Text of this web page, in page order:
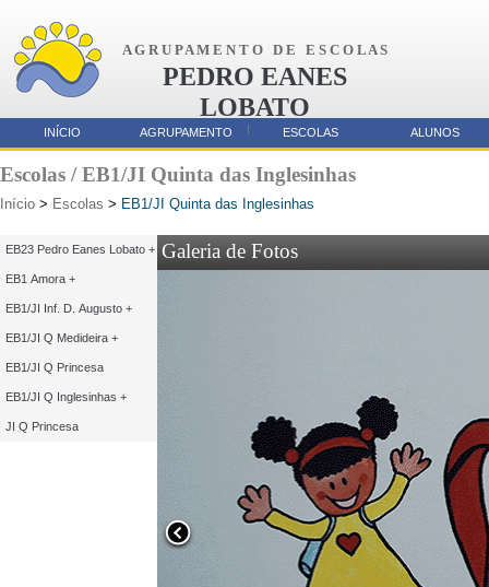
A G R U P A M E N T O D E E S C O L A S
PEDRO EANES
LOBATO
AMORA
Início > Escolas > EB1/JI Quinta das Inglesinhas
Escolas / EB1/JI Quinta das Inglesinhas
Galeria de Fotos
EB23 Pedro Eanes Lobato +
EB1 Amora +
EB1/JI Inf. D. Augusto +
EB1/JI Q Medideira +
EB1/JI Q Princesa
EB1/JI Q Inglesinhas +
JI Q Princesa
Parcerias
INÍCIO AGRUPAMENTO ESCOLAS ALUNOS